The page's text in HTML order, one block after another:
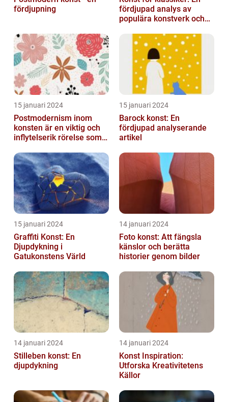
fördjupning
fördjupad analys av
populära konstverk och
15 januari 2024
Postmodernism inom
konsten är en viktig och
inflytelserik rörelse som
normer o...
15 januari 2024
Barock konst: En
fördjupad analyserande
artikel
15 januari 2024
Graffiti Konst: En
Djupdykning i
Gatukonstens Värld
14 januari 2024
Foto konst: Att fängsla
känslor och berätta
historier genom bilder
14 januari 2024
Stilleben konst: En
djupdykning
14 januari 2024
Konst Inspiration:
Utforska Kreativitetens
Källor